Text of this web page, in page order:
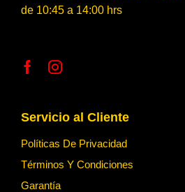
de 10:45 a 14:00 hrs
Servicio al Cliente
Políticas De Privacidad
Términos Y Condiciones
Garantía